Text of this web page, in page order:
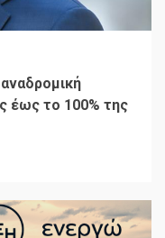
έως το 100% της